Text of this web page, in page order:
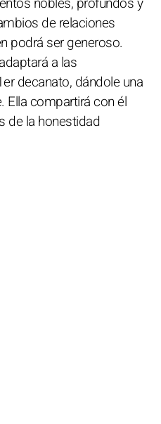
de relaciones
podrá ser generoso.
a las
decanato, dándole una
Ella compartirá con él
de la honestidad